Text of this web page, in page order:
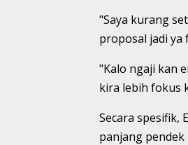
"Saya kurang
proposal jadi ya
"Kalo ngaji kan
kira lebih fokus
Secara spesifik,
panjang